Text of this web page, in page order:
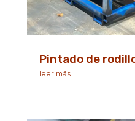
Pintado de
leer más